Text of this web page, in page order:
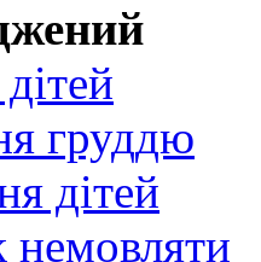
груддю
дітей
немовляти